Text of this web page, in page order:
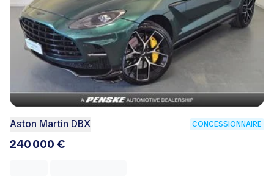
Aston Martin DBX CONCESSIONNAIRE
240 000 €